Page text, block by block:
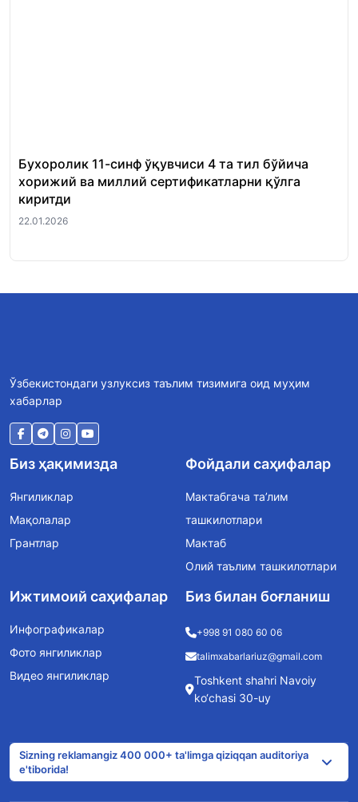
Бухоролик 11-синф ўқувчиси 4 та тил бўйича
хорижий ва миллий сертификатларни қўлга
киритди
22.01.2026
Ўзбекистондаги узлуксиз таълим тизимига оид муҳим
хабарлар
Биз ҳақимизда
Янгиликлар
Мақолалар
Грантлар
Фойдали саҳифалар
Мактабгача та’лим
ташкилотлари
Мактаб
Олий таълим ташкилотлари
Ижтимоий саҳифалар
Инфографикалар
Фото янгиликлар
Видео янгиликлар
Биз билан боғланиш
+998 91 080 60 06
talimxabarlariuz@gmail.com
Toshkent shahri Navoiy
ko‘chasi 30-uy
Sizning reklamangiz 400 000+ ta'limga qiziqqan auditoriya
e'tiborida!